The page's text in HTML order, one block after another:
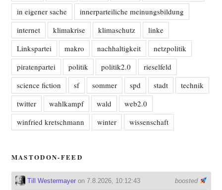
in eigener sache
innerparteiliche meinungsbildung
internet
klimakrise klimaschutz
linke
Linkspartei
makro nachhaltigkeit
netzpolitik
piratenpartei
politik politik2.0
rieselfeld
science fiction
sf sommer spd stadt
technik
twitter
wahlkampf wald
web2.0
winfried kretschmann
winter wissenschaft
MASTODON-FEED
boosted
Till Westermayeron 7.8.2026, 10:12:43